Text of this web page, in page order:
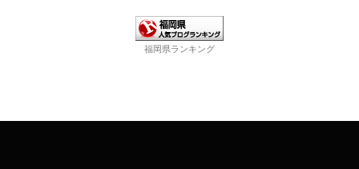
福岡県ランキング